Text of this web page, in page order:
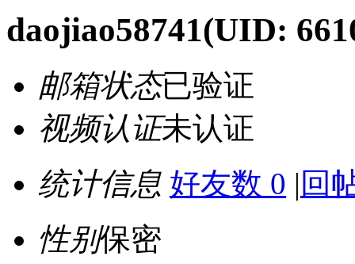
daojiao58741(UID:
邮箱状态已验证
视频认证未认证
统计信息 好友数 0 | 回
性别保密